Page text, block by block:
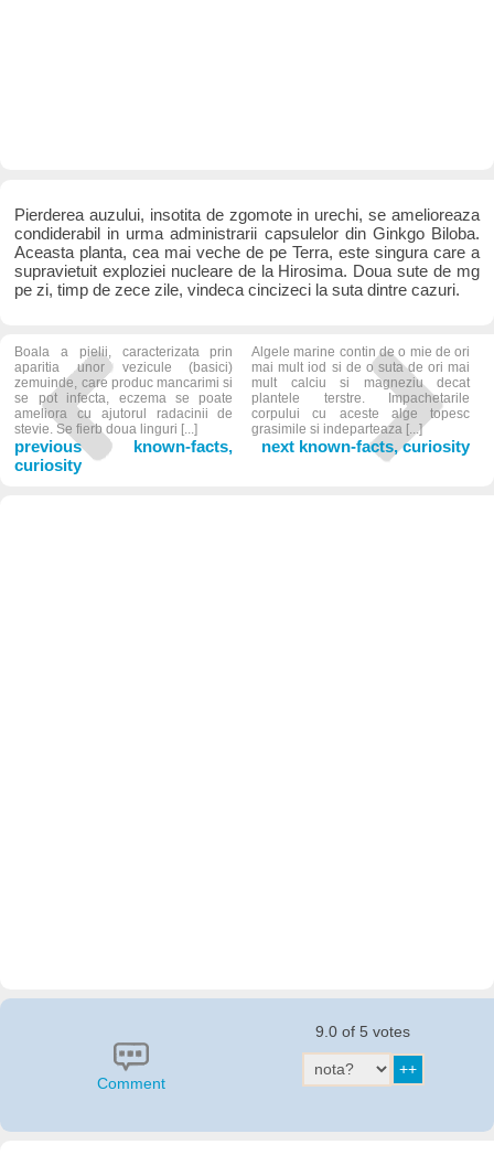
Pierderea auzului, insotita de zgomote in urechi, se amelioreaza
condiderabil in urma administrarii capsulelor din Ginkgo Biloba.
Aceasta planta, cea mai veche de pe Terra, este singura care a
supravietuit exploziei nucleare de la Hirosima. Doua sute de mg
pe zi, timp de zece zile, vindeca cincizeci la suta dintre cazuri.
Boala a pielii, caracterizata prin
aparitia unor vezicule (basici)
zemuinde, care produc mancarimi si
se pot infecta, eczema se poate
ameliora cu ajutorul radacinii de
stevie. Se fierb doua linguri [...]
previous known-facts,
curiosity
Algele marine contin de o mie de ori
mai mult iod si de o suta de ori mai
mult calciu si magneziu decat
plantele terstre. Impachetarile
corpului cu aceste alge topesc
grasimile si indeparteaza [...]
next known-facts, curiosity
Comment
9.0 of 5 votes